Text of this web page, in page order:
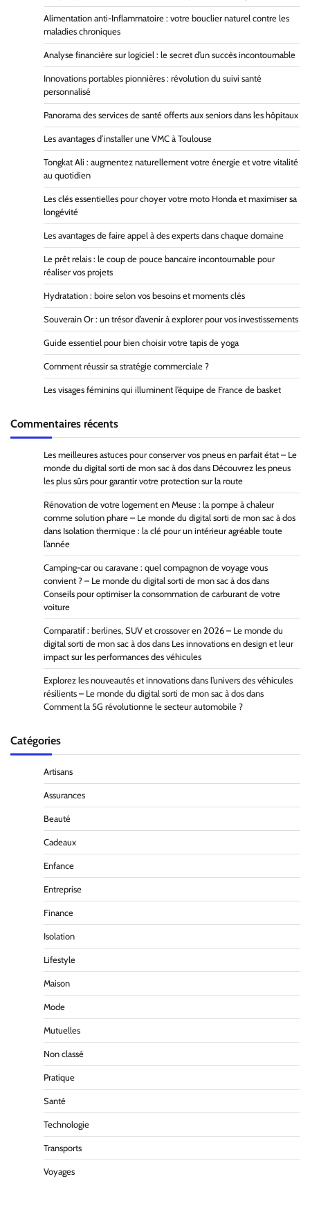
Alimentation anti-Inflammatoire : votre bouclier naturel contre les
maladies chroniques
Analyse financière sur logiciel : le secret d’un succès incontournable
Innovations portables pionnières : révolution du suivi santé
personnalisé
Panorama des services de santé offerts aux seniors dans les hôpitaux
Les avantages d’installer une VMC à Toulouse
Tongkat Ali : augmentez naturellement votre énergie et votre vitalité
au quotidien
Les clés essentielles pour choyer votre moto Honda et maximiser sa
longévité
Les avantages de faire appel à des experts dans chaque domaine
Le prêt relais : le coup de pouce bancaire incontournable pour
réaliser vos projets
Hydratation : boire selon vos besoins et moments clés
Souverain Or : un trésor d’avenir à explorer pour vos investissements
Guide essentiel pour bien choisir votre tapis de yoga
Comment réussir sa stratégie commerciale ?
Les visages féminins qui illuminent l’équipe de France de basket
Commentaires récents
Les meilleures astuces pour conserver vos pneus en parfait état – Le
monde du digital sorti de mon sac à dos dans Découvrez les pneus
les plus sûrs pour garantir votre protection sur la route
Rénovation de votre logement en Meuse : la pompe à chaleur
comme solution phare – Le monde du digital sorti de mon sac à dos
dans Isolation thermique : la clé pour un intérieur agréable toute
l’année
Camping-car ou caravane : quel compagnon de voyage vous
convient ? – Le monde du digital sorti de mon sac à dos dans
Conseils pour optimiser la consommation de carburant de votre
voiture
Comparatif : berlines, SUV et crossover en 2026 – Le monde du
digital sorti de mon sac à dos dans Les innovations en design et leur
impact sur les performances des véhicules
Explorez les nouveautés et innovations dans l’univers des véhicules
résilients – Le monde du digital sorti de mon sac à dos dans
Comment la 5G révolutionne le secteur automobile ?
Catégories
Artisans
Assurances
Beauté
Cadeaux
Enfance
Entreprise
Finance
Isolation
Lifestyle
Maison
Mode
Mutuelles
Non classé
Pratique
Santé
Technologie
Transports
Voyages